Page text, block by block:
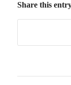
Share this